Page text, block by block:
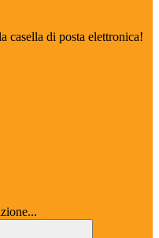
casella di posta elettronica!